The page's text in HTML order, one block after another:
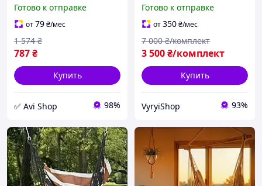
(Макс вес 100кг, Черный),
XTM
Готово к отправке
от79₴/мес
787₴
1 574 ₴
Купить
✅ Avi Shop 98%
кресло-качалка для сада
Подвесное кресло-
качалка для отдыха на
двоих
Готово к отправке
от350₴/мес
3 500₴/комплект
7 000 ₴/комплект
Купить
VyryiShop 93%